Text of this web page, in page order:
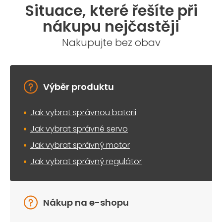
Situace, které řešíte při
nákupu nejčastěji
Nakupujte bez obav
Výběr produktu
Jak vybrat správnou baterii
Jak vybrat správné servo
Jak vybrat správný motor
Jak vybrat správný regulátor
Nákup na e-shopu